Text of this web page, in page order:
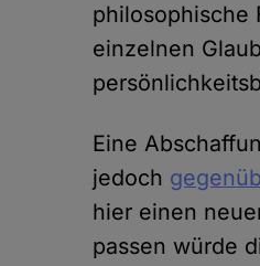
philosophische
einzelnen
Eine
jedoch
hier einen
passen würde